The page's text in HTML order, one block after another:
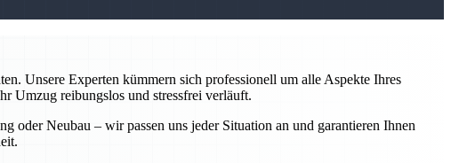
Unsere Experten kümmern sich professionell um alle Aspekte Ihres
Umzug reibungslos und stressfrei verläuft.
oder Neubau – wir passen uns jeder Situation an und garantieren Ihnen